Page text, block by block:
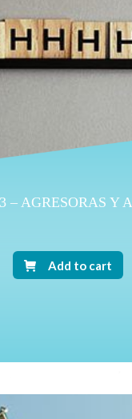
– AGRESORAS Y
Add to cart